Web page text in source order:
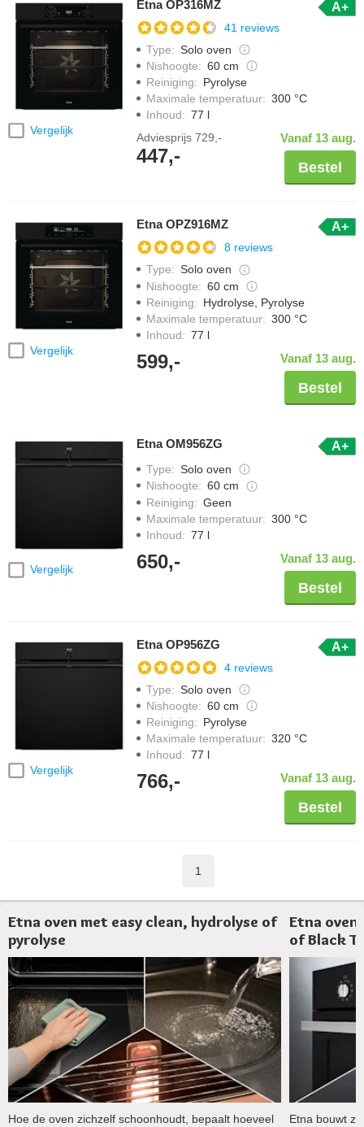
Vergelijk
Etna OP316MZ A+
41 reviews
Type: Solo oven
Nishoogte: 60 cm
Reiniging: Pyrolyse
Maximale temperatuur: 300 °C
Inhoud: 77 l
Adviesprijs 729,-
447,-
Vanaf 13 aug.
Bestel
Vergelijk
Etna OPZ916MZ A+
8 reviews
Type: Solo oven
Nishoogte: 60 cm
Reiniging: Hydrolyse, Pyrolyse
Maximale temperatuur: 300 °C
Inhoud: 77 l
599,- Vanaf 13 aug.
Bestel
Vergelijk
Etna OM956ZG A+
Type: Solo oven
Nishoogte: 60 cm
Reiniging: Geen
Maximale temperatuur: 300 °C
Inhoud: 77 l
650,- Vanaf 13 aug.
Bestel
Vergelijk
Etna OP956ZG A+
4 reviews
Type: Solo oven
Nishoogte: 60 cm
Reiniging: Pyrolyse
Maximale temperatuur: 320 °C
Inhoud: 77 l
766,- Vanaf 13 aug.
Bestel
1
Etna oven met easy clean, hydrolyse of
pyrolyse
Hoe de oven zichzelf schoonhoudt, bepaalt hoeveel
Etna
of Black
Etna bouwt